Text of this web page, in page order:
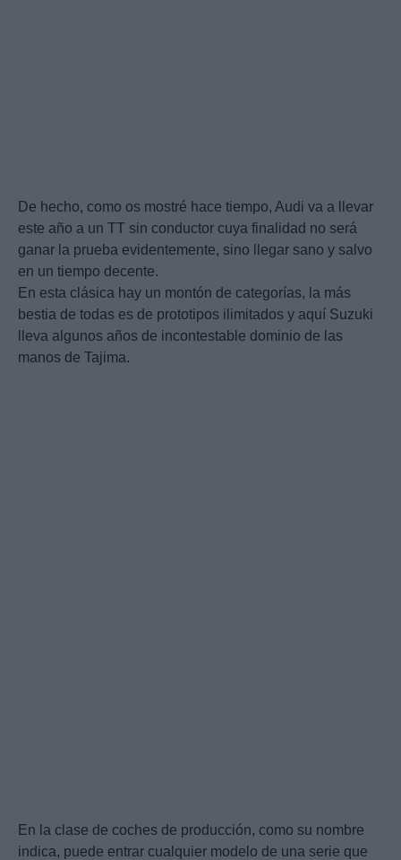
De hecho, como os mostré hace tiempo, Audi va a llevar
este año a un TT sin conductor cuya finalidad no será
ganar la prueba evidentemente, sino llegar sano y salvo
en un tiempo decente.
En esta clásica hay un montón de categorías, la más
bestia de todas es de prototipos ilimitados y aquí Suzuki
lleva algunos años de incontestable dominio de las
manos de Tajima.
En la clase de coches de producción, como su nombre
indica, puede entrar cualquier modelo de una serie que